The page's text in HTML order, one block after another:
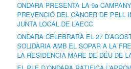
ONDARA PRESENTA LA 9a
PREVENCIÓ DEL CÀNCER DE PELL
JUNTA LOCAL DE L’AECC
ONDARA CELEBRARÀ EL 27
SOLIDÀRIA AMB EL SOPAR A LA
LA RESIDÈNCIA MARE DE DÉU DE